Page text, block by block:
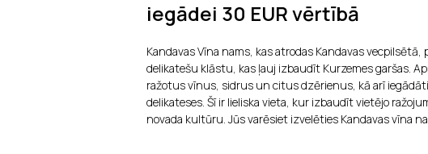
iegādei 30 EUR vērtībā
Kandavas Vīna nams, kas atrodas Kandavas
delikatešu klāstu, kas ļauj izbaudīt Kurzemes garšas.
ražotus vīnus, sidrus un citus dzērienus, kā arī
delikateses. Šī ir lieliska vieta, kur izbaudīt vietējo
novada kultūru. Jūs varēsiet izvelēties Kandavas vīna